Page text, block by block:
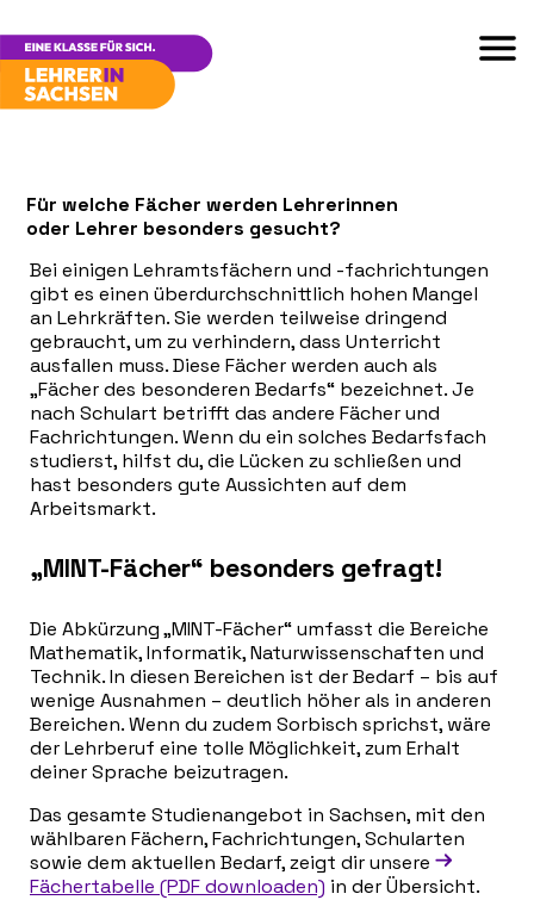
Für welche Fächer werden Lehrerinnen
oder Lehrer besonders gesucht?
Bei einigen Lehramtsfächern und -fachrichtungen
gibt es einen überdurchschnittlich hohen Mangel
an Lehrkräften. Sie werden teilweise dringend
gebraucht, um zu verhindern, dass Unterricht
ausfallen muss. Diese Fächer werden auch als
„Fächer des besonderen Bedarfs“ bezeichnet. Je
nach Schulart betrifft das andere Fächer und
Fachrichtungen. Wenn du ein solches Bedarfsfach
studierst, hilfst du, die Lücken zu schließen und
hast besonders gute Aussichten auf dem
Arbeitsmarkt.
„MINT-Fächer“ besonders gefragt!
Die Abkürzung „MINT-Fächer“ umfasst die Bereiche
Mathematik, Informatik, Naturwissenschaften und
Technik. In diesen Bereichen ist der Bedarf – bis auf
wenige Ausnahmen – deutlich höher als in anderen
Bereichen. Wenn du zudem Sorbisch sprichst, wäre
der Lehrberuf eine tolle Möglichkeit, zum Erhalt
deiner Sprache beizutragen.
Das gesamte Studienangebot in Sachsen, mit den
wählbaren Fächern, Fachrichtungen, Schularten
sowie dem aktuellen Bedarf, zeigt dir unsere
Fächertabelle (PDF downloaden) in der Übersicht.